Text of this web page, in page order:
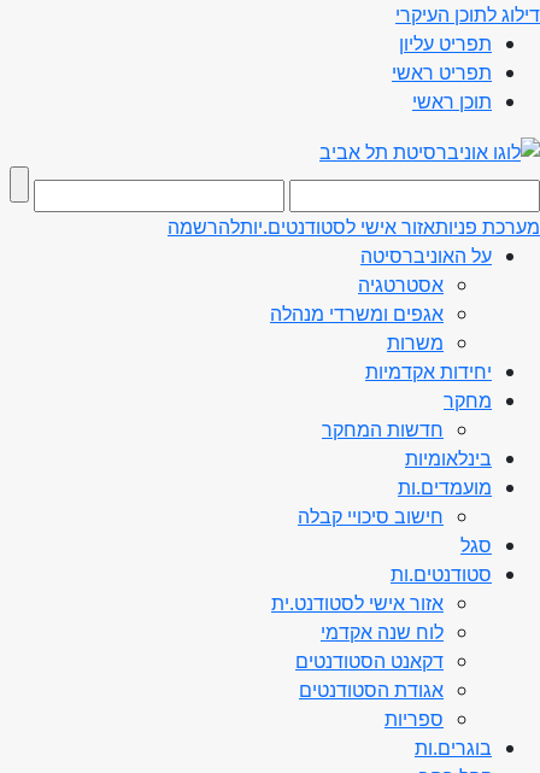
דילוג לתוכן העיקרי
תפריט עליון
תפריט ראשי
תוכן ראשי
מערכת פניותאזור אישי לסטודנטים.יותלהרשמה
על האוניברסיטה
אסטרטגיה
אגפים ומשרדי מנהלה
משרות
יחידות אקדמיות
מחקר
חדשות המחקר
בינלאומיות
מועמדים.ות
חישוב סיכויי קבלה
סגל
סטודנטים.ות
אזור אישי לסטודנט.ית
לוח שנה אקדמי
דקאנט הסטודנטים
אגודת הסטודנטים
ספריות
בוגרים.ות